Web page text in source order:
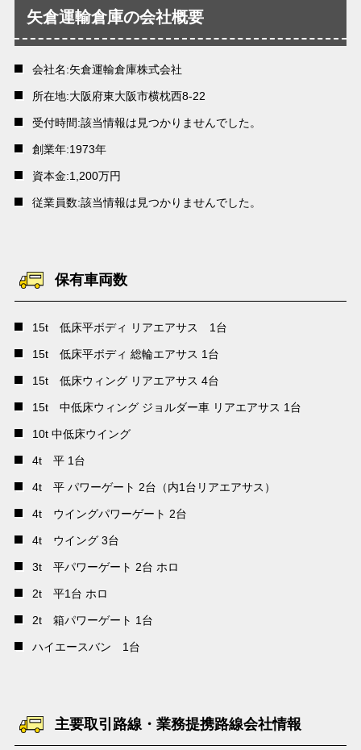
矢倉運輸倉庫の会社概要
会社名:矢倉運輸倉庫株式会社
所在地:大阪府東大阪市横枕西8-22
受付時間:該当情報は見つかりませんでした。
創業年:1973年
資本金:1,200万円
従業員数:該当情報は見つかりませんでした。
保有車両数
15t 低床平ボディ リアエアサス 1台
15t 低床平ボディ 総輪エアサス 1台
15t 低床ウィング リアエアサス 4台
15t 中低床ウィング ジョルダー車 リアエアサス 1台
10t 中低床ウイング
4t 平 1台
4t 平 パワーゲート 2台（内1台リアエアサス）
4t ウイングパワーゲート 2台
4t ウイング 3台
3t 平パワーゲート 2台 ホロ
2t 平1台 ホロ
2t 箱パワーゲート 1台
ハイエースバン 1台
主要取引路線・業務提携路線会社情報